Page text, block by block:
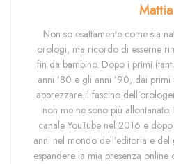
Mattia
Non so esattamente come sia
orologi, ma ricordo di esserne
fin da bambino. Dopo i primi
anni ’80 e gli anni ’90, dai
apprezzare il fascino
non me ne sono più
canale YouTube nel 2016 e
anni nel mondo dell’editoria e
espandere la mia presenza